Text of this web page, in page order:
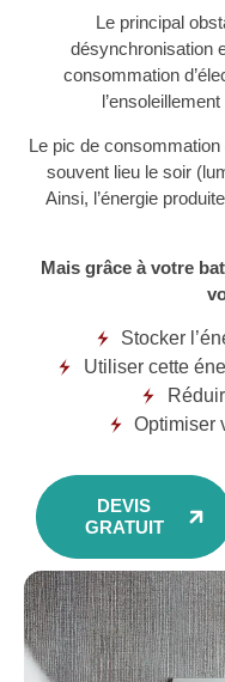
Le principal
désynchronisation
consommation
Le pic de
souvent lieu le soir
Ainsi, l’énergie
Mais grâce à votre
Stocker
Utiliser cette
Optimiser
DEVIS
GRATUIT